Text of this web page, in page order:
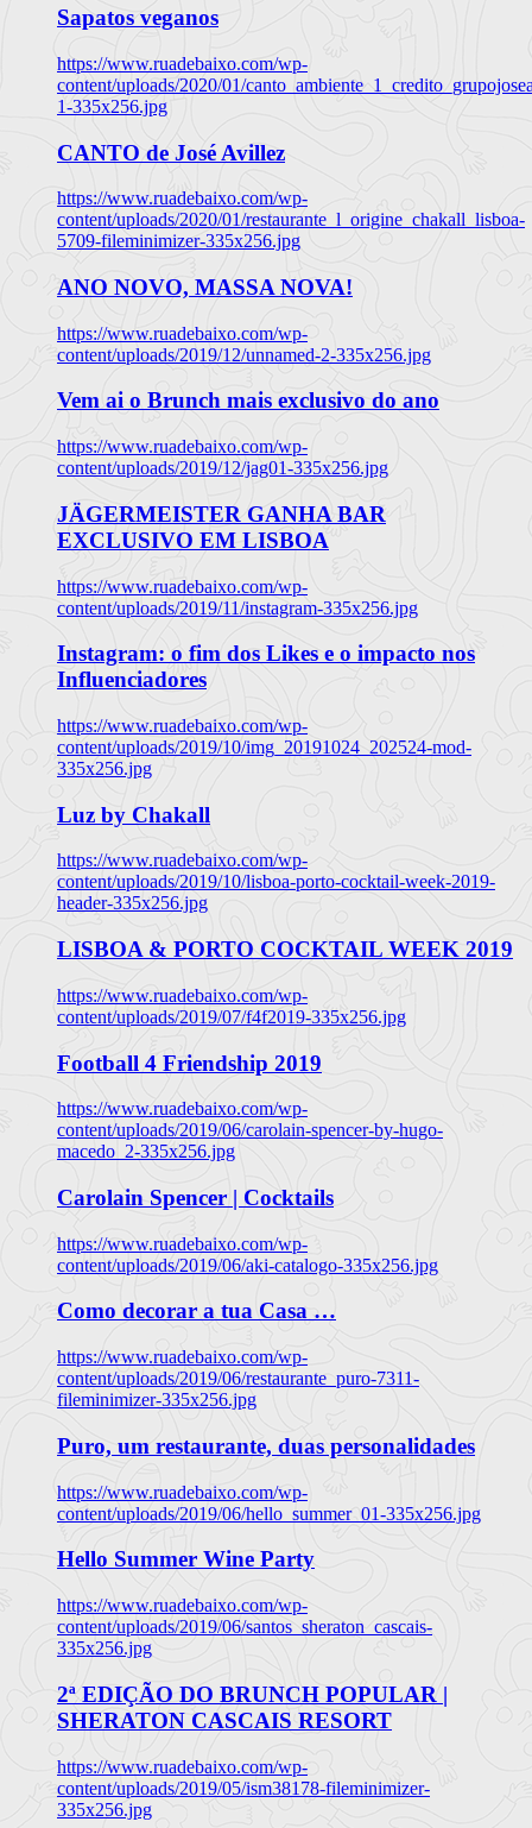
Sapatos veganos
https://www.ruadebaixo.com/wp-
content/uploads/2020/01/
1-335x256.jpg
CANTO de José Avillez
https://www.ruadebaixo.com/wp-
content/uploads/2020/01/restaurante_l_origine_chakall_lisboa-
5709-fileminimizer-335x256.jpg
ANO NOVO, MASSA NOVA!
https://www.ruadebaixo.com/wp-
content/uploads/2019/12/unnamed-2-335x256.jpg
Vem ai o Brunch mais exclusivo do ano
https://www.ruadebaixo.com/wp-
content/uploads/2019/12/jag01-335x256.jpg
JÄGERMEISTER GANHA BAR
EXCLUSIVO EM LISBOA
https://www.ruadebaixo.com/wp-
content/uploads/2019/11/instagram-335x256.jpg
Instagram: o fim dos Likes e o impacto nos
Influenciadores
https://www.ruadebaixo.com/wp-
content/uploads/2019/10/img_20191024_202524-mod-
335x256.jpg
Luz by Chakall
https://www.ruadebaixo.com/wp-
content/uploads/2019/10/lisboa-porto-cocktail-week-2019-
header-335x256.jpg
LISBOA & PORTO COCKTAIL WEEK 2019
https://www.ruadebaixo.com/wp-
content/uploads/2019/07/f4f2019-335x256.jpg
Football 4 Friendship 2019
https://www.ruadebaixo.com/wp-
content/uploads/2019/06/carolain-spencer-by-hugo-
macedo_2-335x256.jpg
Carolain Spencer | Cocktails
https://www.ruadebaixo.com/wp-
content/uploads/2019/06/aki-catalogo-335x256.jpg
Como decorar a tua Casa …
https://www.ruadebaixo.com/wp-
content/uploads/2019/06/restaurante_puro-7311-
fileminimizer-335x256.jpg
Puro, um restaurante, duas personalidades
https://www.ruadebaixo.com/wp-
content/uploads/2019/06/hello_summer_01-335x256.jpg
Hello Summer Wine Party
https://www.ruadebaixo.com/wp-
content/uploads/2019/06/santos_sheraton_cascais-
335x256.jpg
2ª EDIÇÃO DO BRUNCH POPULAR |
SHERATON CASCAIS RESORT
https://www.ruadebaixo.com/wp-
content/uploads/2019/05/ism38178-fileminimizer-
335x256.jpg